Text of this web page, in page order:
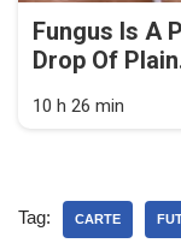
Fungus Is A
Drop Of
10 h 26 min
Tag: CARTE